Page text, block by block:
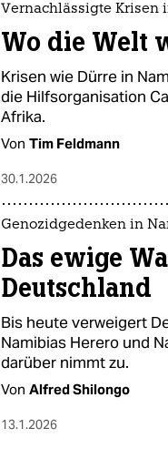
abo
genossenschaft
epaper login
Vernachlässigte Krisen
Wo die Welt
Krisen wie Dürre in
die Hilfsorganisation
Afrika.
Von Tim Feldmann
30.1.2026
Genozidgedenken in
Das ewige
Deutschland
Bis heute verweigert
Namibias Herero und
darüber nimmt zu.
Von Alfred Shilongo
13.1.2026